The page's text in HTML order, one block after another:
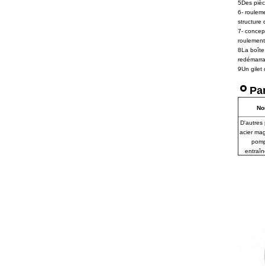
5Des
6-
structure
7-
8La boîte
9Un gilet
D'autres
acier